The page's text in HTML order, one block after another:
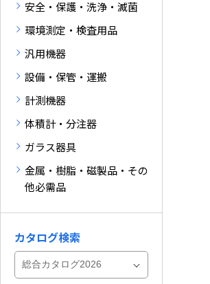
安全・保護・洗浄・滅菌
環境測定・検査用品
汎用機器
設備・保管・運搬
計測機器
体積計・分注器
ガラス器具
金属・樹脂・磁製品・その
他必需品
カタログ検索